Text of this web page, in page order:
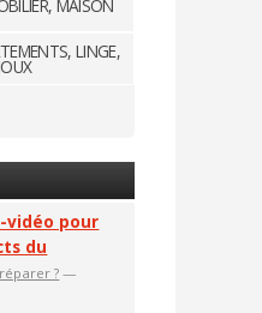
MAISON
LINGE,
vidéo pour
du
?—